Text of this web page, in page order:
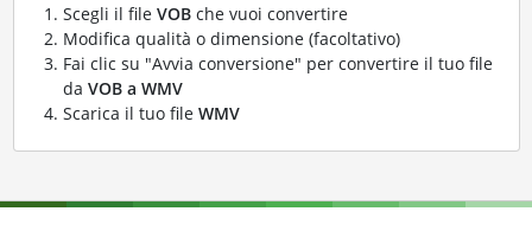
Scegli il file VOBche vuoi convertire
Modifica qualità o dimensione (facoltativo)
Fai clic su "Avvia conversione" per convertire il tuo file
da VOB a WMV
Scarica il tuo file WMV